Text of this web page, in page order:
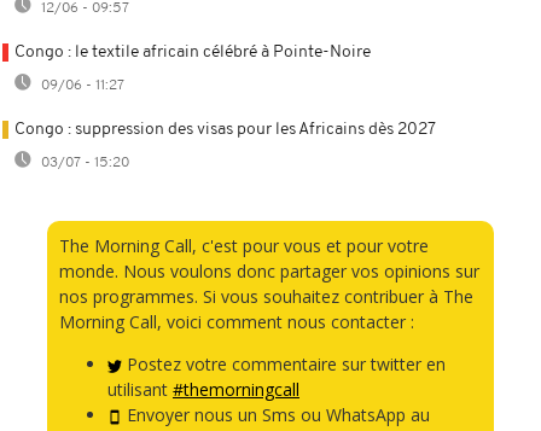
12/06 - 09:57
Congo : le textile africain célébré à Pointe-Noire
09/06 - 11:27
Congo : suppression des visas pour les Africains dès 2027
03/07 - 15:20
The Morning Call, c'est pour vous et pour votre
monde. Nous voulons donc partager vos opinions sur
nos programmes. Si vous souhaitez contribuer à The
Morning Call, voici comment nous contacter :
Postez votre commentaire sur twitter en
utilisant #themorningcall
Envoyer nous un Sms ou WhatsApp au